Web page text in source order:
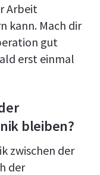
Arbeit
kann. Mach dir
gut
erst einmal
bleiben?
zwischen der
der